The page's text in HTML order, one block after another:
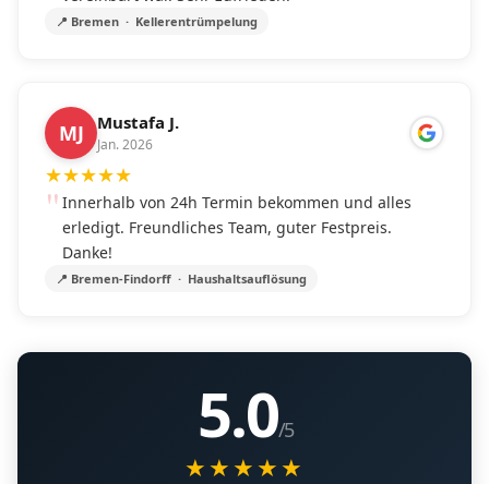
📍 Bremen · Kellerentrümpelung
MJ Mustafa J.
Jan. 2026
★★★★★
Innerhalb von 24h Termin bekommen und alles
erledigt. Freundliches Team, guter Festpreis.
Danke!
📍 Bremen-Findorff · Haushaltsauflösung
5.0/5
★★★★★